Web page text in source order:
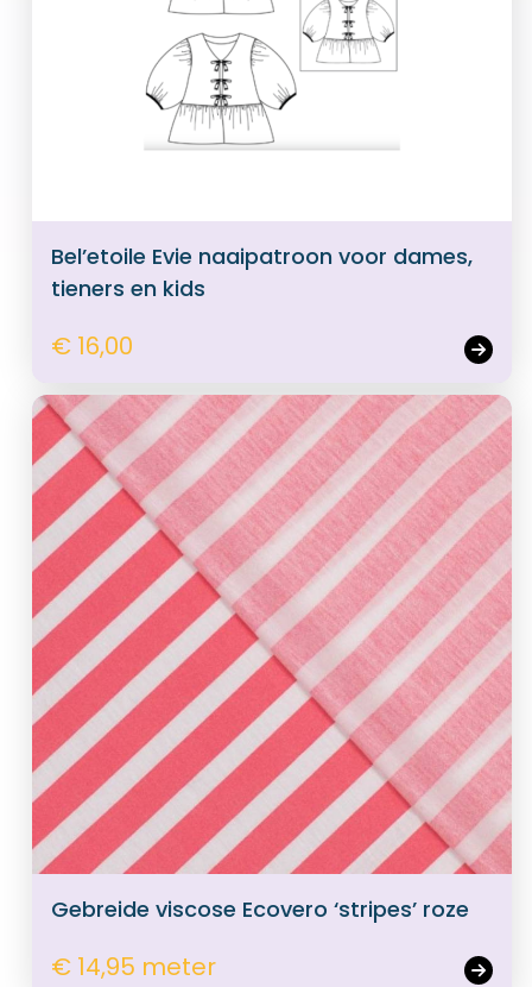
Bel’etoile Evie naaipatroon voor dames,
tieners en kids
€ 16,00
Gebreide viscose Ecovero ‘stripes’ roze
€ 14,95 meter